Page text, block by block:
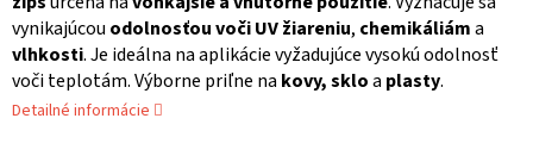
vynikajúcou odolnosťou voči UV žiareniu, chemikáliáma
vlhkosti. Je ideálna na aplikácie vyžadujúce vysokú odolnosť
voči teplotám. Výborne priľne na kovy,skloa plasty.
Detailné informácie